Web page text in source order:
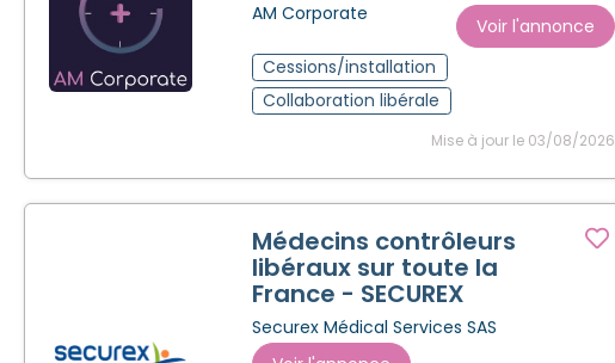
AM Corporate
Voir l'annonce
Cessions/installation
Collaboration libérale
Mise à jour le 03/08/2026
Médecins contrôleurs
libéraux sur toute la
France - SECUREX
Securex Médical Services SAS